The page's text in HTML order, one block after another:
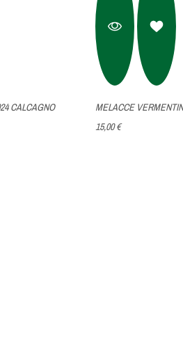
CALCAGNO
MELACCE
15,00 €